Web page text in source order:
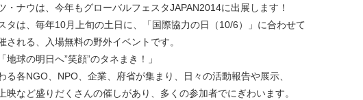
・ナウは、今年もグローバルフェスタJAPAN2014に出展します！
タは、毎年10月上旬の土日に、「国際協力の日（10/6）」に合わせて
される、入場無料の野外イベントです。
地球の明日へ”笑顔”のタネまき！」
る各NGO、NPO、企業、府省が集まり、日々の活動報告や展示、
映など盛りだくさんの催しがあり、多くの参加者でにぎわいます。